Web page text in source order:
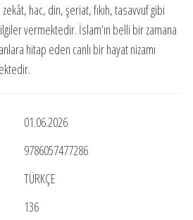
hac, din, şeriat, fıkıh, tasavvuf gibi
vermektedir. İslam’ın belli bir zamana
hitap eden canlı bir hayat nizamı
01.06.2026
9786057477286
TÜRKÇE
136